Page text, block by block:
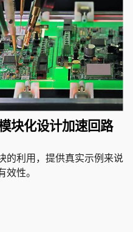
块化设计加速回路
的利用，提供真实示例来说
性。